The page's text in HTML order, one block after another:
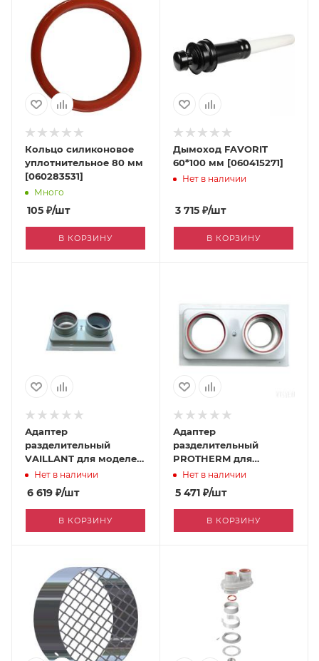
Кольцо силиконовое
уплотнительное 80 мм
[060283531]
Много
105 ₽/шт
В КОРЗИНУ
Дымоход FAVORIT
60*100 мм [060415271]
Нет в наличии
3 715 ₽/шт
В КОРЗИНУ
Адаптер
разделительный
VAILLANT для моделей
TurboTec и TurboFIT
[070001138]
Нет в наличии
6 619 ₽/шт
В КОРЗИНУ
Адаптер
разделительный
PROTHERM для
моделей Гепард,
Пантера [060131028]
Нет в наличии
5 471 ₽/шт
В КОРЗИНУ